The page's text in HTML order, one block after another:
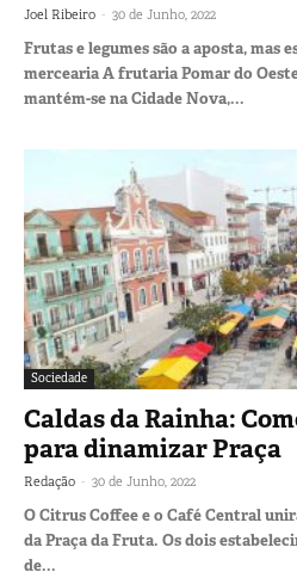
Joel Ribeiro - 30 de Junho, 2022
Frutas e legumes são a aposta, mas
mercearia A frutaria Pomar do
mantém-se na Cidade Nova,...
Sociedade
Caldas da Rainha:
para dinamizar Praça
Redação - 30 de Junho, 2022
O Citrus Coffee e o Café Central
da Praça da Fruta. Os dois
de...